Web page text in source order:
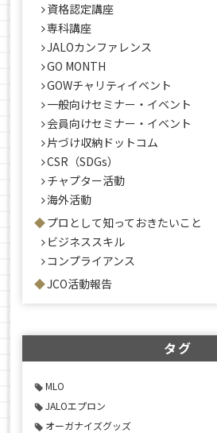
資格認定講座
専科講座
JALOカンファレンス
GO MONTH
GOWチャリティイベント
一般向けセミナー・イベント
会員向けセミナー・イベント
片づけ収納ドットコム
CSR（SDGs）
チャプター活動
海外活動
プロとして知っておきたいこと
ビジネススキル
コンプライアンス
JCO活動報告
タグ
MLO
JALOエプロン
オーガナイズグッズ